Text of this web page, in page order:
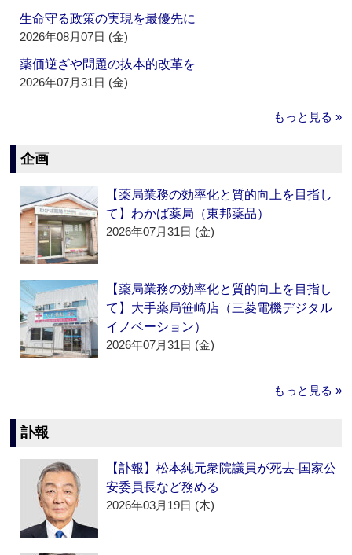
生命守る政策の実現を最優先に
2026年08月07日 (金)
薬価逆ざや問題の抜本的改革を
2026年07月31日 (金)
もっと見る »
企画
【薬局業務の効率化と質的向上を目指し
て】わかば薬局（東邦薬品）
2026年07月31日 (金)
【薬局業務の効率化と質的向上を目指し
て】大手薬局笹崎店（三菱電機デジタル
イノベーション）
2026年07月31日 (金)
もっと見る »
訃報
【訃報】松本純元衆院議員が死去‐国家公
安委員長など務める
2026年03月19日 (木)